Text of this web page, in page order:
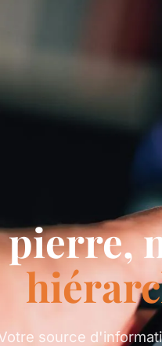
pierre,
source